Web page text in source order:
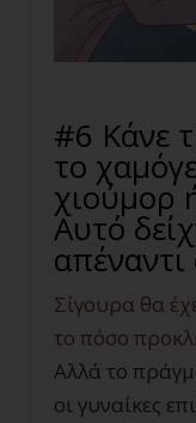
#6 Κάνε
το
χιούμορ
Αυτό
Σίγουρα θα
το πόσο
Αλλά το
οι γυναίκες